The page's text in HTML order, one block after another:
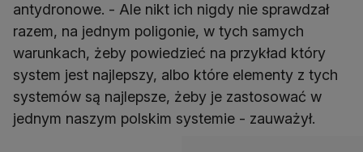
antydronowe. - Ale nikt ich nigdy nie sprawdzał
razem, na jednym poligonie, w tych samych
warunkach, żeby powiedzieć na przykład który
system jest najlepszy, albo które elementy z tych
systemów są najlepsze, żeby je zastosować w
jednym naszym polskim systemie - zauważył.